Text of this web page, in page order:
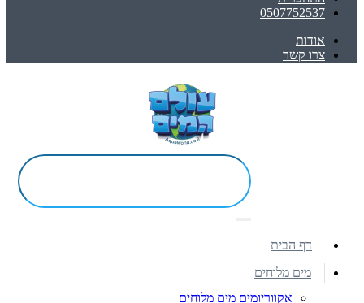
0507752537
אודות
צרו קשר
דף הבית
מים מלוחים
אקווריומים מים מלוחים